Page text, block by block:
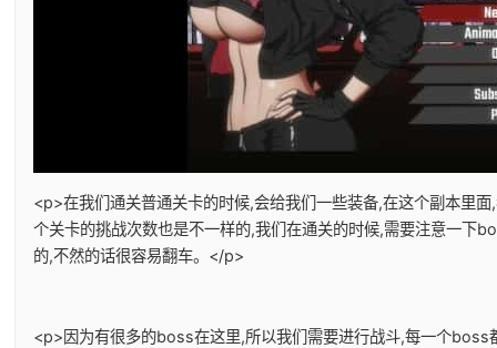
<p>在我们通关普通关卡的时候,会给我们一些装备,在这个副本里
个关卡的挑战次数也是不一样的,我们在通关的时候,需要注意一下
的,不然的话很容易翻车。</p>
<p>因为有很多的boss在这里,所以我们需要进行战斗,每一个boss